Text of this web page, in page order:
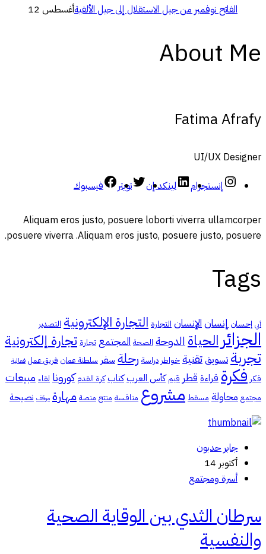
الفاتح نوفمبر من جيل الاستقلال إلى جيل الألفيةأغسطس 12
About Me
Fatima Afrafy
UI/UX Designer
إنستجرام
لينكد إن تويتر فيسبوك
Aliquam eros justo, posuere loborti viverra ullamcorper
posuere viverra .Aliquam eros justo, posuere justo, posuere.
Tags
أبي إحسان إنسانالإنسان التجارة التجارة الإلكترونية التصدير
الجزائر الحياةالدوحة الصحة المجتمع تجارة تجارة إلكترونية
تجربة تسويقتقنية خواطر دراسة رحلة سفر سلطنة عمان فريق عمل فعالية
فكر فكرة قراءة قطر قيم كأس العرب كتاب كرة القدم كورونا لقاء مبيعات
مجتمع محاولة مسقط مشروع منافسة منتج منصة مهارة موقف نصيحة
جابر حدبون
أكتوبر 14
أسرة ومجتمع
سرطان الثدي بين الوقاية الصحية
والنفسية